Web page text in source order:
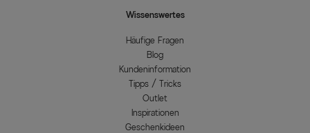
Wissenswertes
Häufige Fragen
Blog
Kundeninformation
Tipps / Tricks
Outlet
Inspirationen
Geschenkideen